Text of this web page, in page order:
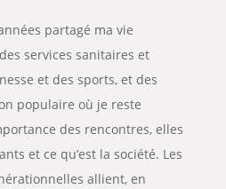
partagé ma vie
services sanitaires et
et des sports, et des
populaire où je reste
des rencontres, elles
et ce qu’est la société. Les
allient, en